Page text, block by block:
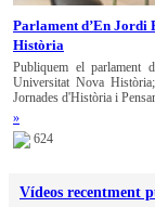
Parlament d’En Jordi
Història
Publiquem el parlament
Universitat Nova
Jornades d'Història i
»
624
Vídeos recentment